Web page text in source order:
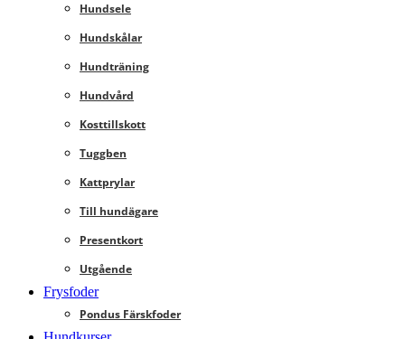
Hundsele
Hundskålar
Hundträning
Hundvård
Kosttillskott
Tuggben
Kattprylar
Till hundägare
Presentkort
Utgående
Frysfoder
Pondus Färskfoder